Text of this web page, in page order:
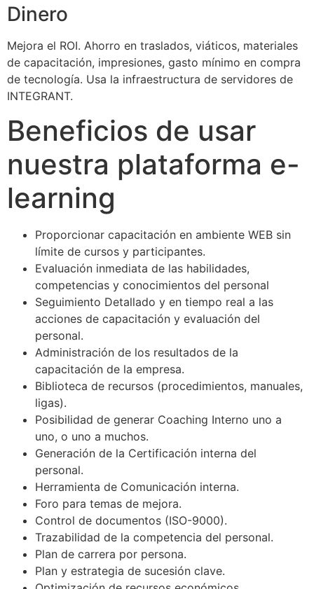
Dinero
Mejora el ROI. Ahorro en traslados, viáticos, materiales
de capacitación, impresiones, gasto mínimo en compra
de tecnología. Usa la infraestructura de servidores de
INTEGRANT.
Beneficios de usar
nuestra plataforma e-
learning
Proporcionar capacitación en ambiente WEB sin
límite de cursos y participantes.
Evaluación inmediata de las habilidades,
competencias y conocimientos del personal
Seguimiento Detallado y en tiempo real a las
acciones de capacitación y evaluación del
personal.
Administración de los resultados de la
capacitación de la empresa.
Biblioteca de recursos (procedimientos, manuales,
ligas).
Posibilidad de generar Coaching Interno uno a
uno, o uno a muchos.
Generación de la Certificación interna del
personal.
Herramienta de Comunicación interna.
Foro para temas de mejora.
Control de documentos (ISO-9000).
Trazabilidad de la competencia del personal.
Plan de carrera por persona.
Plan y estrategia de sucesión clave.